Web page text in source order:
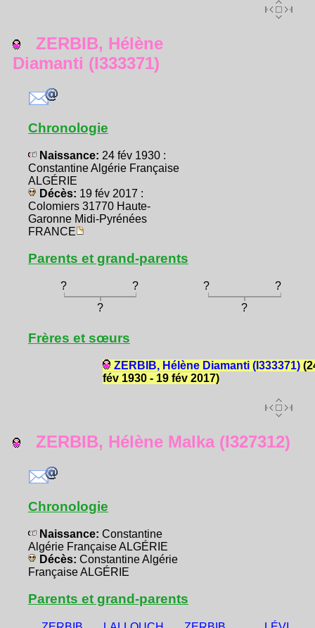
ZERBIB, Hélène
Diamanti (I333371)
Chronologie
Naissance: 24 fév 1930 :
Constantine Algérie Française
ALGÉRIE
Décès: 19 fév 2017 :
Colomiers 31770 Haute-
Garonne Midi-Pyrénées
FRANCE
Parents et grand-parents
? ? ?
?
?
?
Frères et sœurs
ZERBIB, Hélène Diamanti (I333371)
fév 1930 - 19 fév 2017)
ZERBIB, Hélène Malka (I327312)
Chronologie
Naissance: Constantine
Algérie Française ALGÉRIE
Décès: Constantine Algérie
Française ALGÉRIE
Parents et grand-parents